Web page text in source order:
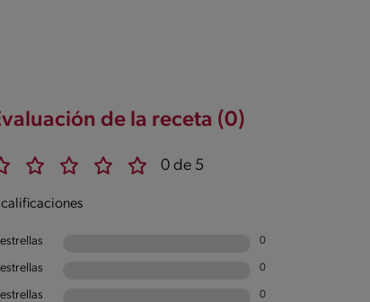
de la receta (0)
0 de 5
0
0
0